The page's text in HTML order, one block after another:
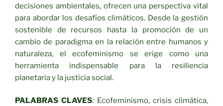
decisiones ambientales, ofrecen una perspectiva vital
para abordar los desafíos climáticos. Desde la gestión
sostenible de recursos hasta la promoción de un
cambio de paradigma en la relación entre humanos y
naturaleza, el ecofeminismo se erige como una
herramienta indispensable para la resiliencia
planetaria y la justicia social.
PALABRAS CLAVES: Ecofeminismo, crisis climática,